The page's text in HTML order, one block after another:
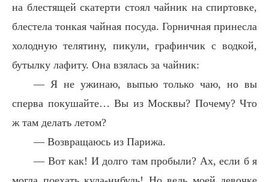
на блестящей скатерти стоял чайник на спиртовке,
блестела тонкая чайная посуда. Горничная принесла
холодную телятину, пикули, графинчик с водкой,
бутылку лафиту. Она взялась за чайник:
— Я не ужинаю, выпью только чаю, но вы
сперва покушайте… Вы из Москвы? Почему? Что
ж там делать летом?
— Возвращаюсь из Парижа.
— Вот как! И долго там пробыли? Ах, если б я